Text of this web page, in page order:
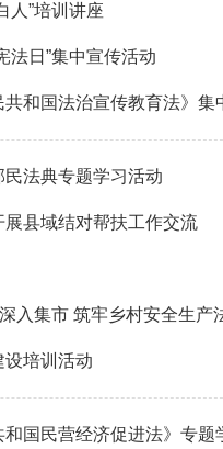
人”培训讲座
法日”集中宣传活动
和国法治宣传教育法》集
法典专题学习活动
县域结对帮扶工作交流
入集市 筑牢乡村安全生产
培训活动
国民营经济促进法》专题